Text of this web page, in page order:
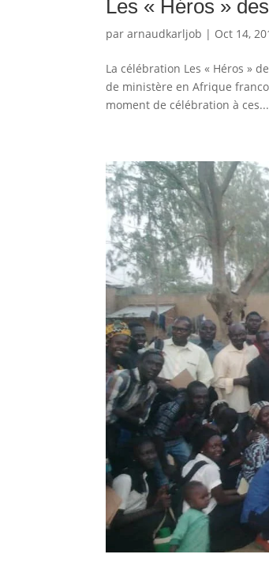
Les « Héros »
pararnaudkarljob | Oct 14,
La célébration Les « Héros »
de ministère en Afrique
moment de célébration à ces...